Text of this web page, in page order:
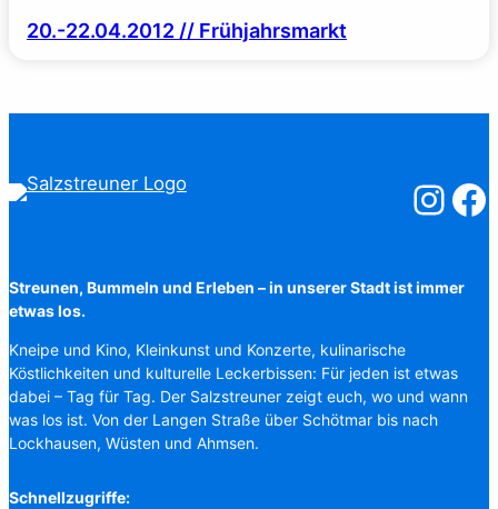
20.-22.04.2012 // Frühjahrsmarkt
Streunen, Bummeln und Erleben – in unserer Stadt ist immer
etwas los.
Kneipe und Kino, Kleinkunst und Konzerte, kulinarische
Köstlichkeiten und kulturelle Leckerbissen: Für jeden ist etwas
dabei – Tag für Tag. Der Salzstreuner zeigt euch, wo und wann
was los ist. Von der Langen Straße über Schötmar bis nach
Lockhausen, Wüsten und Ahmsen.
Schnellzugriffe: